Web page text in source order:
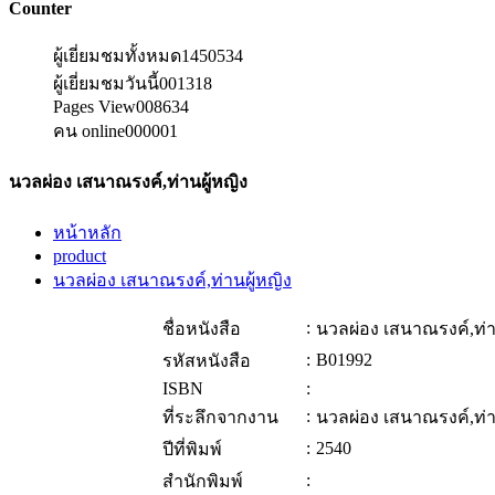
Counter
ผู้เยี่ยมชมทั้งหมด1450534
ผู้เยี่ยมชมวันนี้001318
Pages View008634
คน online000001
นวลผ่อง เสนาณรงค์,ท่านผู้หญิง
หน้าหลัก
product
นวลผ่อง เสนาณรงค์,ท่านผู้หญิง
ชื่อหนังสือ : นวลผ่อง เสนาณรงค์,ท่
รหัสหนังสือ
: B01992
ISBN
:
ที่ระลึกจากงาน
: นวลผ่อง เสนาณรงค์,ท่
ปีที่พิมพ์
: 2540
สำนักพิมพ์
: